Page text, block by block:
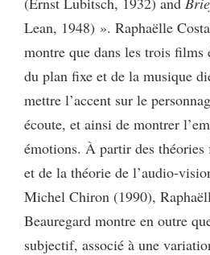
Lean, 1948) ». Raphaëlle
montre que dans les trois films
du plan fixe et de la musique
mettre l’accent sur le
écoute, et ainsi de montrer
émotions. À partir des théories
et de la théorie de l’audio-
Michel Chiron (1990),
Beauregard montre en outre
subjectif, associé à une